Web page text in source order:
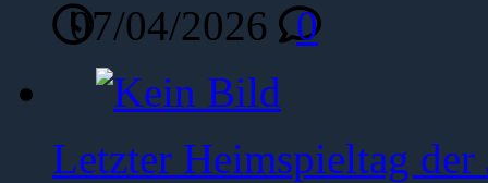
07/04/2026
0
Letzter Heimspieltag der